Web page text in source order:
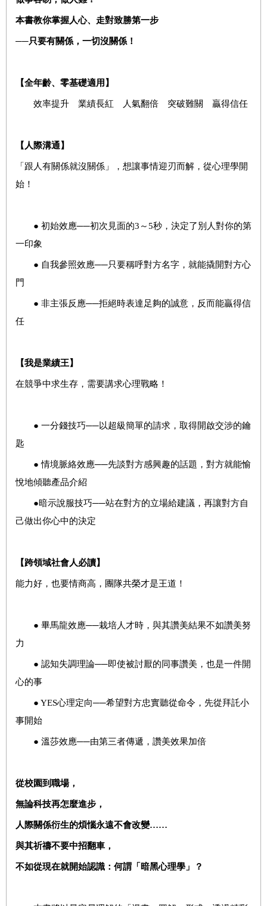
本書教你掌握人心、走對致勝第一步
──只要有關係，一切沒關係！
【全年齡、零基礎適用】
效率提升 業績長紅 人氣翻倍 突破難關 贏得信任
【人際溝通】
「跟人有關係就沒關係」，想讓事情迎刃而解，從心理學開
始！
● 初始效應──初次見面的3～5秒，決定了別人對你的第
一印象
● 自我參照效應──只要稱呼對方名字，就能撬開對方心
門
● 非主張反應──拒絕時表達足夠的誠意，反而能贏得信
任
【我是業績王】
在競爭中求生存，需要講求心理戰略！
● 一分錢技巧──以超級簡單的請求，取得開啟交涉的鑰
匙
● 情境脈絡效應──先談對方感興趣的話題，對方就能愉
悅地傾聽產品介紹
●暗示說服技巧──站在對方的立場給建議，再讓對方自
己做出你心中的決定
【跨領域社會人必讀】
能力好，也要情商高，團隊共榮才是王道！
● 畢馬龍效應──栽培人才時，與其讚美結果不如讚美努
力
● 認知失調理論──即使被討厭的同事讚美，也是一件開
心的事
● YES心理定向──希望對方忠實聽從命令，先從拜託小
事開始
● 溫莎效應──由第三者傳遞，讚美效果加倍
從校園到職場，
無論科技再怎麼進步，
人際關係衍生的煩惱永遠不會改變……
與其祈禱不要中招翻車，
不如從現在就開始認識：何謂「暗黑心理學」？